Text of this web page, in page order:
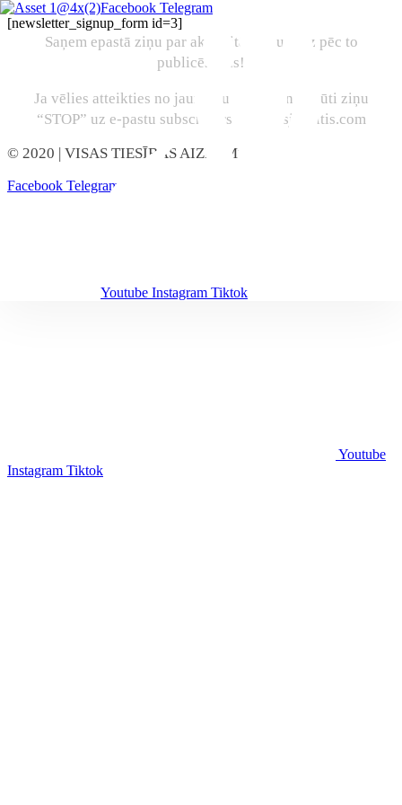
Facebook Telegram
Youtube Instagram Tiktok
[newsletter_signup_form id=3]
Saņem epastā ziņu par aktualitātēm uzreiz pēc to
publicēšanas!
Ja vēlies atteikties no jaunumu abonēšanas, sūti ziņu
“STOP” uz e-pastu subscribers@marcisjencitis.com
© 2020 | VISAS TIESĪBAS AIZŅEMTAS
Facebook Telegram
Youtube
Instagram Tiktok